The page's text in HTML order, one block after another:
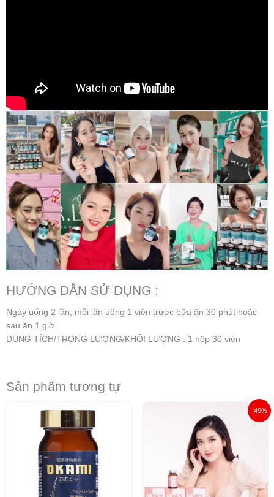
HƯỚNG DẪN SỬ DỤNG :
Ngày uống 2 lần, mỗi lần uống 1 viên trước bữa ăn 30 phút hoặc
sau ăn 1 giờ.
DUNG TÍCH/TRỌNG LƯỢNG/KHỐI LƯỢNG : 1 hộp 30 viên
Sản phẩm tương tự
-49%
gốc
là:
2.650.000 ₫.
Giá
hiện